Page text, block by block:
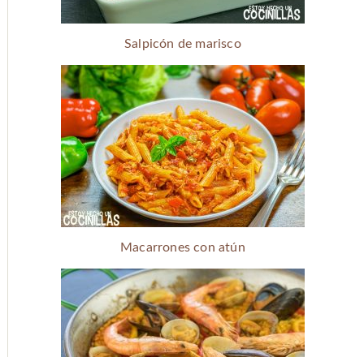
Salpicón de marisco
Macarrones con atún